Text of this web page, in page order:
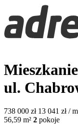
ul.
738 000 zł 13 041 zł /
56,59 m² 2 pokoje